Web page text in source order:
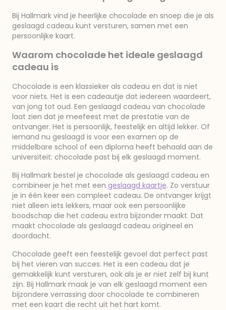
Bij Hallmark vind je heerlijke chocolade en snoep die je als
geslaagd cadeau kunt versturen, samen met een
persoonlijke kaart.
Waarom chocolade het ideale geslaagd
cadeau is
Chocolade is een klassieker als cadeau en dat is niet
voor niets. Het is een cadeautje dat iedereen waardeert,
van jong tot oud. Een geslaagd cadeau van chocolade
laat zien dat je meefeest met de prestatie van de
ontvanger. Het is persoonlijk, feestelijk en altijd lekker. Of
iemand nu geslaagd is voor een examen op de
middelbare school of een diploma heeft behaald aan de
universiteit: chocolade past bij elk geslaagd moment.
Bij Hallmark bestel je chocolade als geslaagd cadeau en
combineer je het met een geslaagd kaartje. Zo verstuur
je in één keer een compleet cadeau. De ontvanger krijgt
niet alleen iets lekkers, maar ook een persoonlijke
boodschap die het cadeau extra bijzonder maakt. Dat
maakt chocolade als geslaagd cadeau origineel en
doordacht.
Chocolade geeft een feestelijk gevoel dat perfect past
bij het vieren van succes. Het is een cadeau dat je
gemakkelijk kunt versturen, ook als je er niet zelf bij kunt
zijn. Bij Hallmark maak je van elk geslaagd moment een
bijzondere verrassing door chocolade te combineren
met een kaart die recht uit het hart komt.